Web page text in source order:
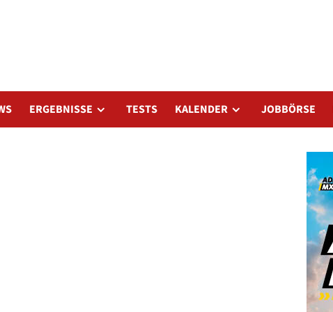
ERGEBNISSE TESTS KALENDER JOBBÖRSE